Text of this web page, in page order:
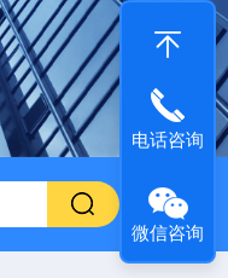
电话咨询
微信咨询